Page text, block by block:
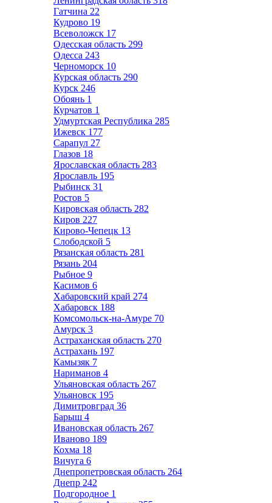
Гатчина 22
Кудрово 19
Всеволожск 17
Одесская область 299
Одесса 243
Черноморск 10
Курская область 290
Курск 246
Обоянь 1
Курчатов 1
Удмуртская Республика 285
Ижевск 177
Сарапул 27
Глазов 18
Ярославская область 283
Ярославль 195
Рыбинск 31
Ростов 5
Кировская область 282
Киров 227
Кирово-Чепецк 13
Слободской 5
Рязанская область 281
Рязань 204
Рыбное 9
Касимов 6
Хабаровский край 274
Хабаровск 188
Комсомольск-на-Амуре 70
Амурск 3
Астраханская область 270
Астрахань 197
Камызяк 7
Нариманов 4
Ульяновская область 267
Ульяновск 195
Димитровград 36
Барыш 4
Ивановская область 267
Иваново 189
Кохма 18
Вичуга 6
Днепропетровская область 264
Днепр 242
Подгородное 1